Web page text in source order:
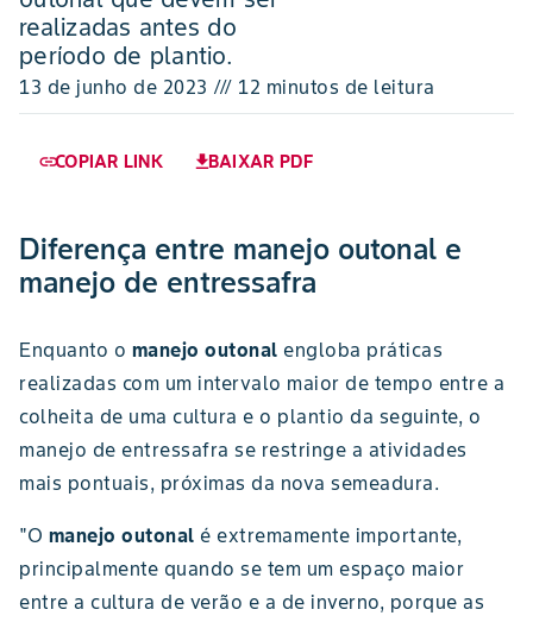
realizadas antes do
período de plantio.
13 de junho de 2023 /// 12 minutos de leitura
COPIAR LINK
link BAIXAR PDF
download
Diferença entre manejo outonal e
manejo de entressafra
Enquanto o manejo outonal engloba práticas
realizadas com um intervalo maior de tempo entre a
colheita de uma cultura e o plantio da seguinte, o
manejo de entressafra se restringe a atividades
mais pontuais, próximas da nova semeadura.
"O manejo outonal é extremamente importante,
principalmente quando se tem um espaço maior
entre a cultura de verão e a de inverno, porque as